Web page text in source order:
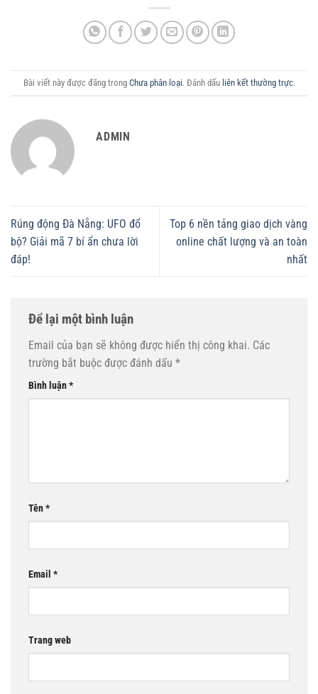
Bài viết này được đăng trong Chưa phân loại. Đánh dấu liên kết thường trực.
ADMIN
Rúng động Đà Nẵng: UFO đổ
bộ? Giải mã 7 bí ẩn chưa lời
đáp!
Top 6 nền tảng giao dịch vàng
online chất lượng và an toàn
nhất
Để lại một bình luận
Email của bạn sẽ không được hiển thị công khai. Các
trường bắt buộc được đánh dấu *
Bình luận*
Tên*
Email *
Trang web